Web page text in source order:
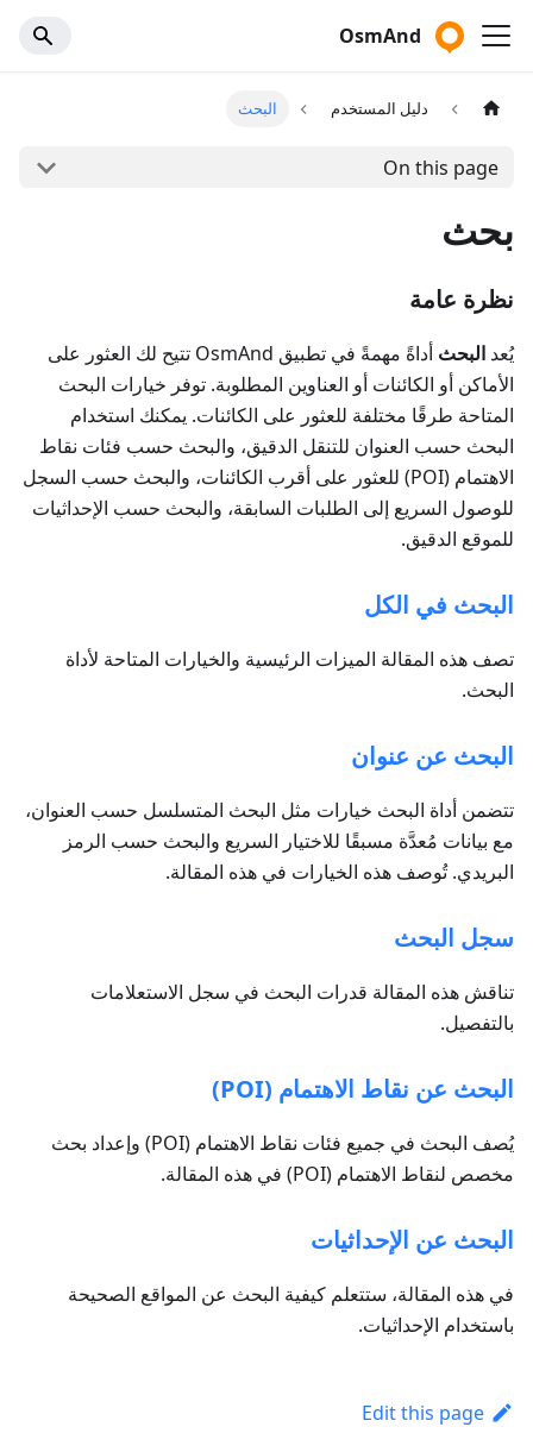
OsmAnd
دليل المستخدم البحث
On this page
بحث
نظرة عامة
يُعد البحث
أداةً مهمةً في تطبيق OsmAnd تتيح لك العثور على
الأماكن أو الكائنات أو العناوين المطلوبة. توفر خيارات البحث
المتاحة طرقًا مختلفة للعثور على الكائنات. يمكنك استخدام
البحث حسب العنوان للتنقل الدقيق، والبحث حسب فئات نقاط
الاهتمام (POI) للعثور على أقرب الكائنات، والبحث حسب السجل
للوصول السريع إلى الطلبات السابقة، والبحث حسب الإحداثيات
للموقع الدقيق.
البحث في الكل
تصف هذه المقالة الميزات الرئيسية والخيارات المتاحة لأداة
البحث.
البحث عن عنوان
تتضمن أداة البحث خيارات مثل البحث المتسلسل حسب العنوان،
مع بيانات مُعدَّة مسبقًا للاختيار السريع والبحث حسب الرمز
البريدي. تُوصف هذه الخيارات في هذه المقالة.
سجل البحث
تناقش هذه المقالة قدرات البحث في سجل الاستعلامات
بالتفصيل.
البحث عن نقاط الاهتمام (POI)
يُصف البحث في جميع فئات نقاط الاهتمام (POI) وإعداد بحث
مخصص لنقاط الاهتمام (POI) في هذه المقالة.
البحث عن الإحداثيات
في هذه المقالة، ستتعلم كيفية البحث عن المواقع الصحيحة
باستخدام الإحداثيات.
Edit this page